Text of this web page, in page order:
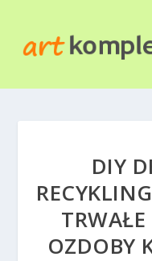
DIY
OZDOBY